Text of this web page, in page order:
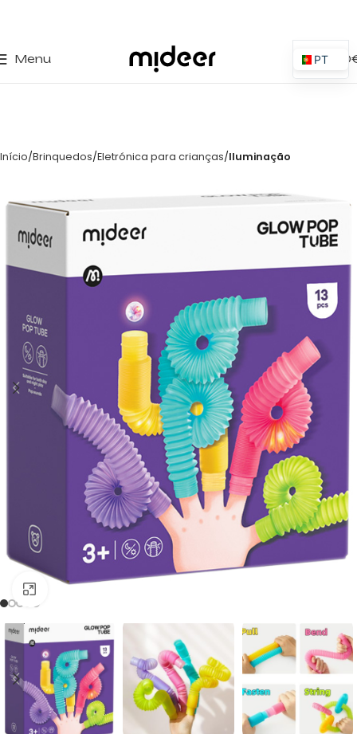
Menu 0,00
Início Brinquedos Eletrónica para crianças Iluminação
Clique para aumentar
PT
ES